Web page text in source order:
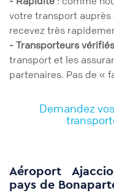
votre transport
recevez très
- Transporteurs vérifiés
transport et les
partenaires. Pas de «
Demandez
Aéroport
pays de